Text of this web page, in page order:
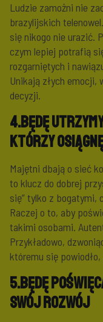
Ludzie zamożni nie
brazylijskich
się nikogo nie urazić.
czym lepiej potrafią
rozgarniętych i
Unikają złych emocji,
decyzji.
4.Będę
którzy
Majętni dbają o sieć
to klucz do dobrej
się” tylko z bogatymi,
Raczej o to, aby
takimi osobami.
Przykładowo,
któremu się
5.Będę
swój rozwój